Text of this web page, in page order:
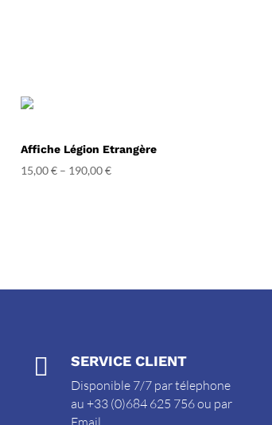
Affiche Légion Etrangère
15,00€– 190,00€
 SERVICE CLIENT
Disponible 7/7 par télephone
au +33 (0)684 625 756 ou par
Email